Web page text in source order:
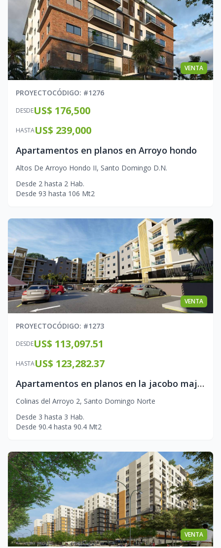
VENTA
PROYECTOCÓDIGO: #1276
DESDEUS$ 176,500
HASTAUS$ 239,000
Apartamentos en planos en Arroyo hondo
Altos De Arroyo Hondo II, Santo Domingo D.N.
Desde 2 hasta 2 Hab.
Desde 93 hasta 106 Mt2
VENTA
PROYECTOCÓDIGO: #1273
DESDEUS$ 113,097.51
HASTAUS$ 123,282.37
Apartamentos en planos en la jacobo majluta
Colinas del Arroyo 2, Santo Domingo Norte
Desde 3 hasta 3 Hab.
Desde 90.4 hasta 90.4 Mt2
VENTA